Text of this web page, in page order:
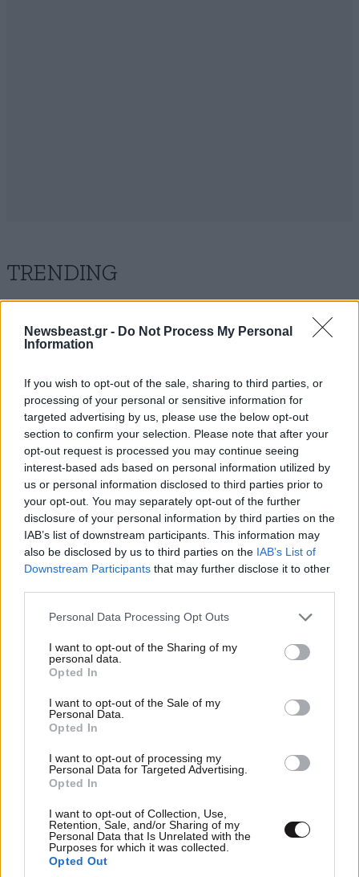
Newsbeast.gr - Do Not Process My Personal
Information
If you wish to opt-out of the sale, sharing to third parties, or
processing of your personal or sensitive information for
targeted advertising by us, please use the below opt-out
section to confirm your selection. Please note that after your
opt-out request is processed you may continue seeing
interest-based ads based on personal information utilized by
us or personal information disclosed to third parties prior to
your opt-out. You may separately opt-out of the further
disclosure of your personal information by third parties on the
IAB’s list of downstream participants. This information may
also be disclosed by us to third parties on the IAB’s List of
Downstream Participants that may further disclose it to other
Please note that this website/app uses one or more Google
not limited to your visit or usage behaviour. You may click to
grant or deny consent to Google and its third-party tags to
use your data for below specified purposes in below Google
consent section.
Personal Data Processing Opt Outs
I want to opt-out of the Sharing of my
personal data.
Opted In
I want to opt-out of the Sale of my
Personal Data.
Opted In
I want to opt-out of processing my
Personal Data for Targeted Advertising.
Opted In
I want to opt-out of Collection, Use,
Retention, Sale, and/or Sharing of my
Personal Data that Is Unrelated with the
Purposes for which it was collected.
Opted Out
TRENDING
ΕΛΛΑΔΑ 06·08·2026 21:47
Τραγωδία στα Μάλια: «Ο πανικός τη σκότωσε»
– Τι λένε μάρτυρες για τη 42χρονη Ολλανδή